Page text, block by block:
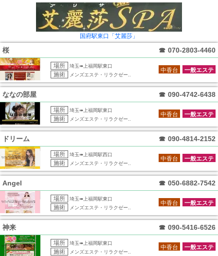
国府駅東口「艾麗莎」
桜 ☎ 070-2803-4460
場所 埼玉➠上福岡駅東口
施術 メンズエステ・リラクゼー..
一般エステ
中香台
ななの部屋 ☎ 090-4742-6438
場所 埼玉➠上福岡駅東口
施術 メンズエステ・リラクゼー..
一般エステ
中香台
ドリーム ☎ 090-4814-2152
場所 埼玉➠上福岡駅西口
施術 メンズエステ・リラクゼー..
一般エステ
中香台
Angel ☎ 050-6882-7542
場所 埼玉➠上福岡駅東口
施術 メンズエステ・リラクゼー..
一般エステ
中香台
神来 ☎ 090-5416-6526
場所 埼玉➠上福岡駅東口
施術 メンズエステ・リラクゼー..
一般エステ
中香台